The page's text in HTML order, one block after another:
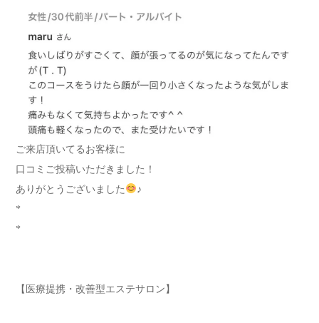
ご来店頂いてるお客様に
口コミご投稿いただきました！
ありがとうございました
♪
*
*
【医療提携・改善型エステサロン】